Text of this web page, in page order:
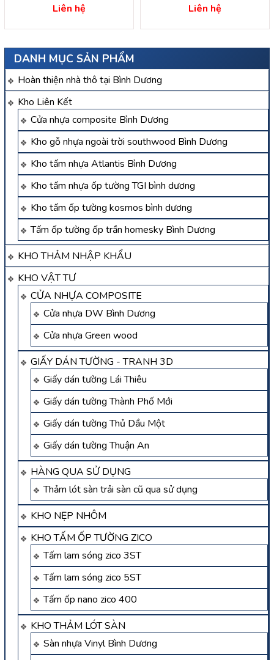
DANH MỤC SẢN PHẨM
Hoàn thiện nhà thô tại Bình Dương
Kho Liên Kết
Cửa nhựa composite Bình Dương
Kho gỗ nhựa ngoài trời southwood Bình Dương
Kho tấm nhựa Atlantis Bình Dương
Kho tấm nhựa ốp tường TGI bình dương
Kho tấm ốp tường kosmos bình dương
Tấm ốp tường ốp trần homesky Bình Dương
KHO THẢM NHẬP KHẨU
KHO VẬT TƯ
CỬA NHỰA COMPOSITE
Cửa nhựa DW Bình Dương
Cửa nhựa Green wood
GIẤY DÁN TƯỜNG - TRANH 3D
Giấy dán tường Lái Thiêu
Giấy dán tường Thành Phố Mới
Giấy dán tường Thủ Dầu Một
Giấy dán tường Thuận An
HÀNG QUA SỬ DỤNG
Thảm lót sàn trải sàn cũ qua sử dụng
KHO NẸP NHÔM
KHO TẤM ỐP TƯỜNG ZICO
Tấm lam sóng zico 3ST
Tấm lam sóng zico 5ST
Tấm ốp nano zico 400
KHO THẢM LÓT SÀN
Sàn nhựa Vinyl Bình Dương
Liên hệ Liên hệ